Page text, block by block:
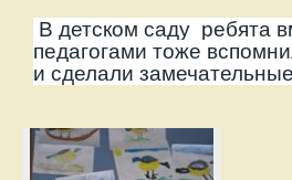
В детском саду ребята
педагогами тоже
и сделали